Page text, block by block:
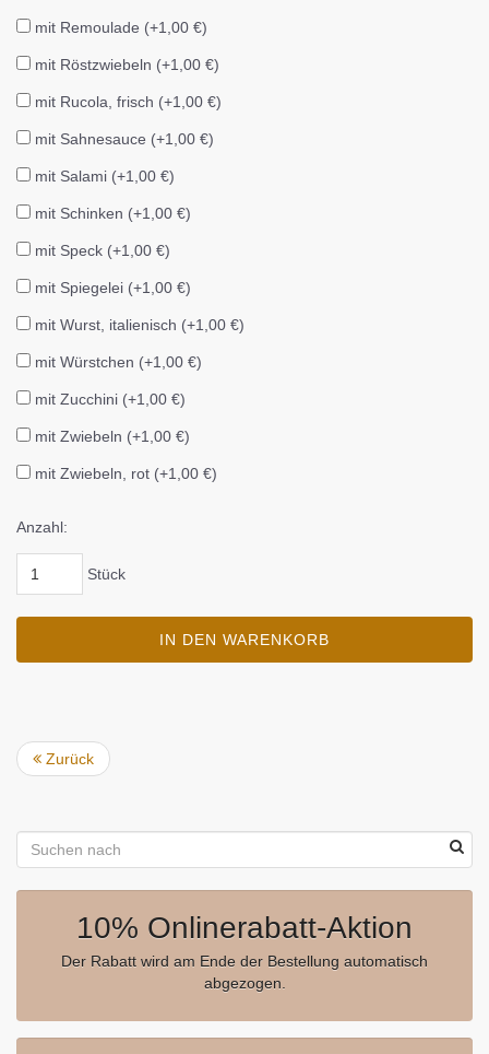
mit Remoulade (+1,00 €)
mit Röstzwiebeln (+1,00 €)
mit Rucola, frisch (+1,00 €)
mit Sahnesauce (+1,00 €)
mit Salami (+1,00 €)
mit Schinken (+1,00 €)
mit Speck (+1,00 €)
mit Spiegelei (+1,00 €)
mit Wurst, italienisch (+1,00 €)
mit Würstchen (+1,00 €)
mit Zucchini (+1,00 €)
mit Zwiebeln (+1,00 €)
mit Zwiebeln, rot (+1,00 €)
Anzahl:
Stück
IN DEN WARENKORB
Zurück
10% Onlinerabatt-Aktion
Der Rabatt wird am Ende der Bestellung automatisch
abgezogen.